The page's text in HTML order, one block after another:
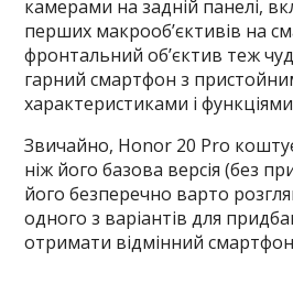
камерами на задній панелі,
перших макрооб’єктивів на
фронтальний об’єктив теж
гарний смартфон з
характеристиками і
Звичайно, Honor 20 Pro
ніж його базова версія (без
його безперечно варто
одного з варіантів для
отримати відмінний